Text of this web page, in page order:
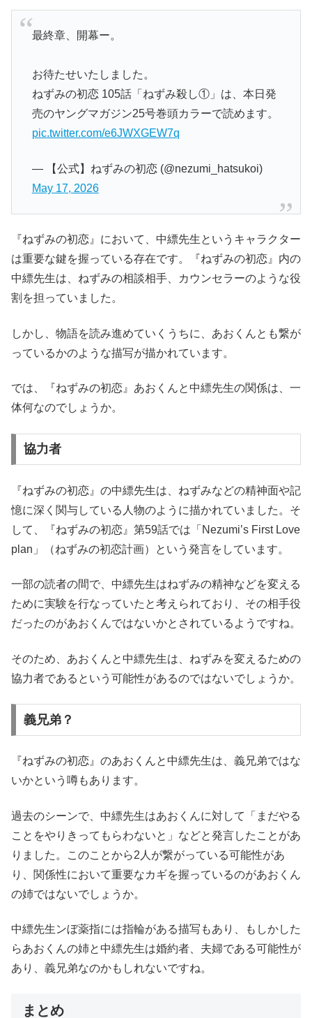
最終章、開幕ー。
お待たせいたしました。
ねずみの初恋 105話「ねずみ殺し①」は、本日発
売のヤングマガジン25号巻頭カラーで読めます。
pic.twitter.com/e6JWXGEW7q
— 【公式】ねずみの初恋 (@nezumi_hatsukoi)
May 17, 2026
『ねずみの初恋』において、中縹先生というキャラクター
は重要な鍵を握っている存在です。『ねずみの初恋』内の
中縹先生は、ねずみの相談相手、カウンセラーのような役
割を担っていました。
しかし、物語を読み進めていくうちに、あおくんとも繋が
っているかのような描写が描かれています。
では、『ねずみの初恋』あおくんと中縹先生の関係は、一
体何なのでしょうか。
協力者
『ねずみの初恋』の中縹先生は、ねずみなどの精神面や記
憶に深く関与している人物のように描かれていました。そ
して、『ねずみの初恋』第59話では「Nezumi’s First Love
plan」（ねずみの初恋計画）という発言をしています。
一部の読者の間で、中縹先生はねずみの精神などを変える
ために実験を行なっていたと考えられており、その相手役
だったのがあおくんではないかとされているようですね。
そのため、あおくんと中縹先生は、ねずみを変えるための
協力者であるという可能性があるのではないでしょうか。
義兄弟？
『ねずみの初恋』のあおくんと中縹先生は、義兄弟ではな
いかという噂もあります。
過去のシーンで、中縹先生はあおくんに対して「まだやる
ことをやりきってもらわないと」などと発言したことがあ
りました。このことから2人が繋がっている可能性があ
り、関係性において重要なカギを握っているのがあおくん
の姉ではないでしょうか。
中縹先生ンぼ薬指には指輪がある描写もあり、もしかした
らあおくんの姉と中縹先生は婚約者、夫婦である可能性が
あり、義兄弟なのかもしれないですね。
まとめ